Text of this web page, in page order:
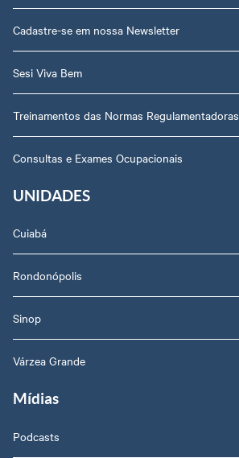
Cadastre-se em nossa Newsletter
Sesi Viva Bem
Treinamentos das Normas Regulamentadoras
Consultas e Exames Ocupacionais
UNIDADES
Cuiabá
Rondonópolis
Sinop
Várzea Grande
Mídias
Podcasts